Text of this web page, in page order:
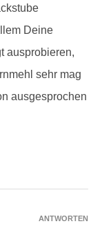
Deine
ausprobieren,
sehr mag
ausgesprochen
ANTWORTEN